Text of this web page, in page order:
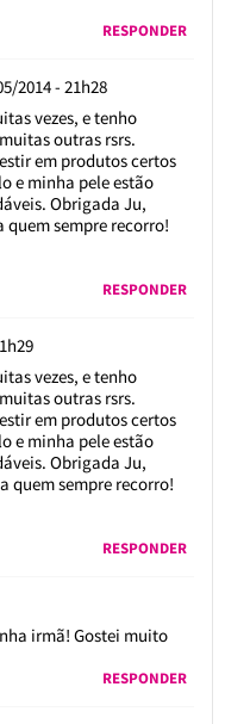
RESPONDER
2014 - 21h28
vezes, e tenho
outras rsrs.
em produtos certos
e minha pele estão
Obrigada Ju,
sempre recorro!
RESPONDER
vezes, e tenho
outras rsrs.
em produtos certos
e minha pele estão
Obrigada Ju,
quem sempre recorro!
RESPONDER
irmã! Gostei muito
RESPONDER